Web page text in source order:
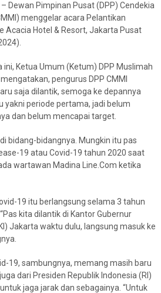
Dewan Pimpinan Pusat (DPP) Cendekia
menggelar acara Pelantikan
Acacia Hotel & Resort, Jakarta Pusat
Ketua Umum (Ketum) DPP Muslimah
pengurus DPP CMMI
saja dilantik, semoga ke depannya
yakni periode pertama, jadi belum
dan belum mencapai target.
bidang-bidangnya. Mungkin itu pas
19 atau Covid-19 tahun 2020 saat
wartawan Madina Line.Com ketika
19 itu berlangsung selama 3 tahun
kita dilantik di Kantor Gubernur
Jakarta waktu dulu, langsung masuk ke
19, sambungnya, memang masih baru
dari Presiden Republik Indonesia (RI)
jaga jarak dan sebagainya. “Untuk